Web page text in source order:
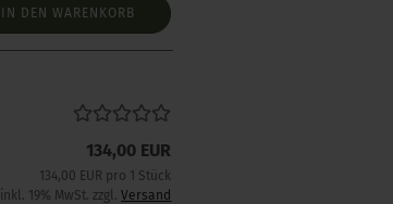
IN DEN WARENKORB
134,00 EUR
134,00 EUR pro 1 Stück
inkl. 19% MwSt. zzgl.Versand